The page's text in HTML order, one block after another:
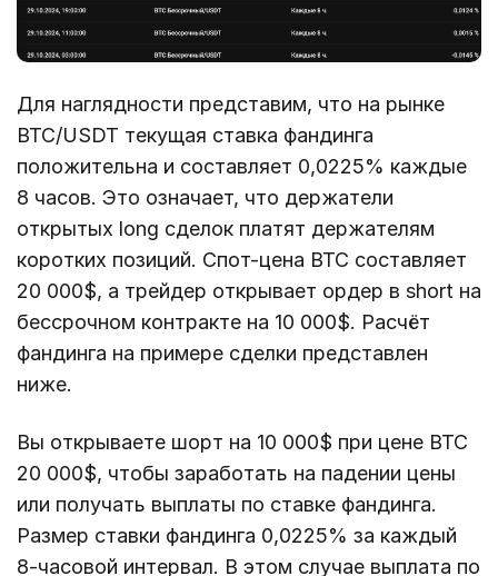
Для наглядности представим, что на рынке
BTC/USDT текущая ставка фандинга
положительна и составляет 0,0225% каждые
8 часов. Это означает, что держатели
открытых long сделок платят держателям
коротких позиций. Спот-цена BTC составляет
20 000$, а трейдер открывает ордер в short на
бессрочном контракте на 10 000$. Расчёт
фандинга на примере сделки представлен
ниже.
Вы открываете шорт на 10 000$ при цене BTC
20 000$, чтобы заработать на падении цены
или получать выплаты по ставке фандинга.
Размер ставки фандинга 0,0225% за каждый
8-часовой интервал. В этом случае выплата по